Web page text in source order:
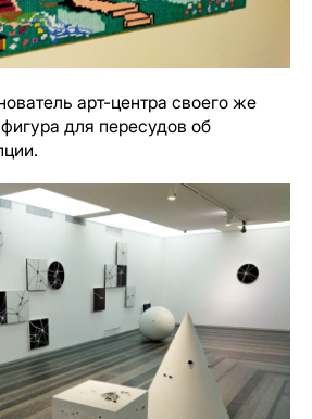
арт-центра своего же
для пересудов об